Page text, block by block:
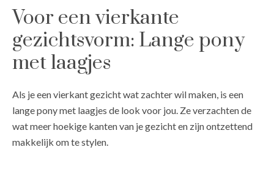
Voor een vierkante
gezichtsvorm: Lange pony
met laagjes
Als je een vierkant gezicht wat zachter wil maken, is een
lange pony met laagjes de look voor jou. Ze verzachten de
wat meer hoekige kanten van je gezicht en zijn ontzettend
makkelijk om te stylen.